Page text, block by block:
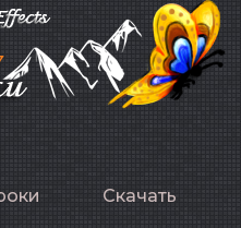
Скачать